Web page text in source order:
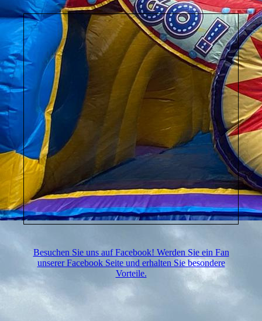
Besuchen Sie uns auf Facebook! Werden Sie ein Fan
unserer Facebook Seite und erhalten Sie besondere
Vorteile.